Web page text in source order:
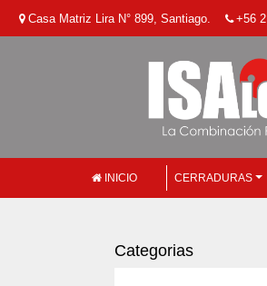
Casa Matriz Lira N° 899, Santiago. +56
INICIO CERRADURAS
Categorias